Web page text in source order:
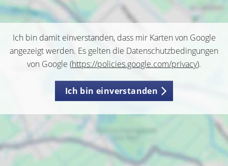
Ich bin damit einverstanden, dass mir Karten von Google
angezeigt werden. Es gelten die Datenschutzbedingungen
von Google (https://policies.google.com/privacy).
Ich bin einverstanden